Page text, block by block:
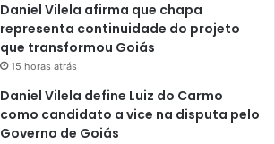
Daniel Vilela afirma que chapa
representa continuidade do projeto
que transformou Goiás
15 horas atrás
Daniel Vilela define Luiz do Carmo
como candidato a vice na disputa pelo
Governo de Goiás